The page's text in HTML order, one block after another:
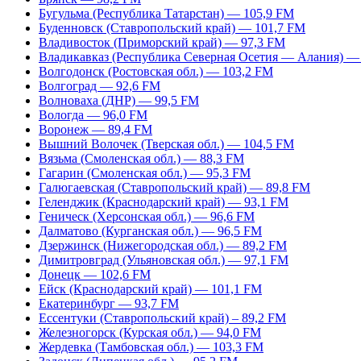
Бугульма (Республика Татарстан) — 105,9 FM
Буденновск (Ставропольский край) — 101,7 FM
Владивосток (Приморский край) — 97,3 FM
Владикавказ (Республика Северная Осетия — Алания)
Волгодонск (Ростовская обл.) — 103,2 FM
Волгоград — 92,6 FM
Волноваха (ДНР) — 99,5 FM
Вологда — 96,0 FM
Воронеж — 89,4 FM
Вышний Волочек (Тверская обл.) — 104,5 FM
Вязьма (Смоленская обл.) — 88,3 FM
Гагарин (Смоленская обл.) — 95,3 FM
Галюгаевская (Ставропольский край) — 89,8 FM
Геленджик (Краснодарский край) — 93,1 FM
Геническ (Херсонская обл.) — 96,6 FM
Далматово (Курганская обл.) — 96,5 FM
Дзержинск (Нижегородская обл.) — 89,2 FM
Димитровград (Ульяновская обл.) — 97,1 FM
Донецк — 102,6 FM
Ейск (Краснодарский край) — 101,1 FM
Екатеринбург — 93,7 FM
Ессентуки (Ставропольский край) – 89,2 FM
Железногорск (Курская обл.) — 94,0 FM
Жердевка (Тамбовская обл.) — 103,3 FM